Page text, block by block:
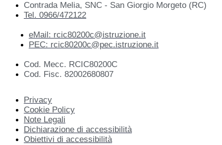
Contrada Melia, SNC - San Giorgio Morgeto (RC)
Tel. 0966/472122
eMail: rcic80200c@istruzione.it
PEC: rcic80200c@pec.istruzione.it
Cod. Mecc. RCIC80200C
Cod. Fisc. 82002680807
Privacy
Cookie Policy
Note Legali
Dichiarazione di accessibilità
Obiettivi di accessibilità